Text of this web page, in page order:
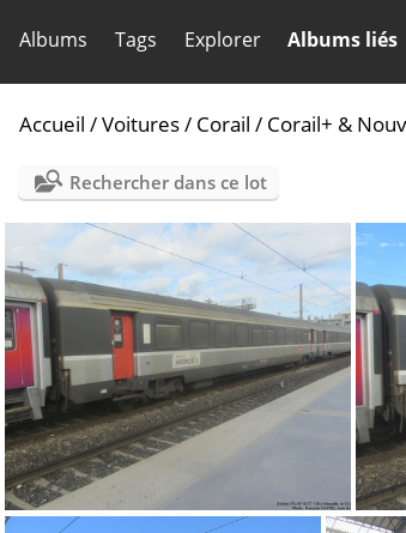
Albums Tags Explorer Albums liés
Accueil /Voitures/ Corail / Corail+ &
Rechercher dans ce lot